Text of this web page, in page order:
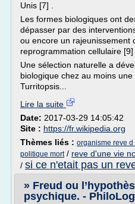
Unis [7] .
Les formes biologiques ont
dépasser par des
ou encore un rajeunissement
reprogrammation cellulaire [9]
Une sélection naturelle a
biologique chez au moins
Turritopsis...
Lire la suite
Date: 2017-03-29 14:05:42
Site : https://fr.wikipedia.org
Thèmes liés : organisme reve d
politique mort/ reve d'une vie
/ si ce n'etait pas un
» Freud ou
psychique. - PhiloLog